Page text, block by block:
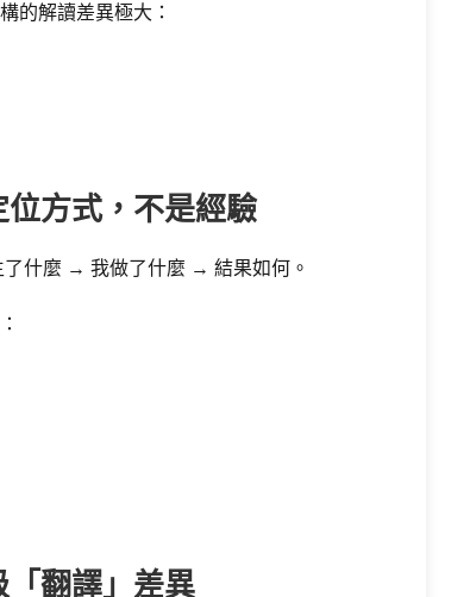
的解讀差異極大：
方式，不是經驗
了什麼 → 我做了什麼 → 結果如何。
翻譯」差異